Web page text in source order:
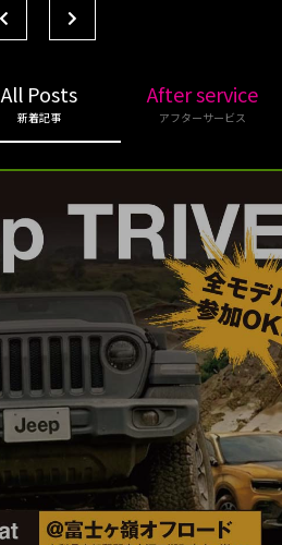
All Posts
新着記事
After service
アフターサービス